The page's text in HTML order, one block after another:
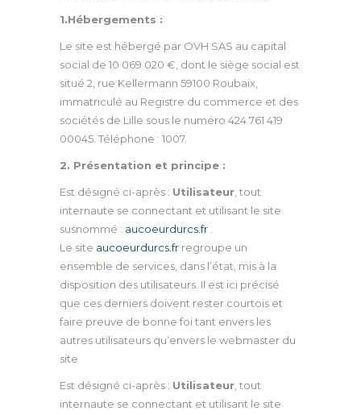
1.Hébergements :
Le site est hébergé par OVH SAS au capital
social de 10 069 020 €, dont le siège social est
situé 2, rue Kellermann 59100 Roubaix,
immatriculé au Registre du commerce et des
sociétés de Lille sous le numéro 424 761 419
00045. Téléphone : 1007.
2. Présentation et principe :
Est désigné ci-après : Utilisateur , tout
internaute se connectant et utilisant le site
susnommé : aucoeurdurcs.fr
Le site aucoeurdurcs.fr regroupe un
ensemble de services, dans l’état, mis à la
disposition des utilisateurs. Il est ici précisé
que ces derniers doivent rester courtois et
faire preuve de bonne foi tant envers les
autres utilisateurs qu’envers le webmaster du
site
Est désigné ci-après : Utilisateur , tout
internaute se connectant et utilisant le site